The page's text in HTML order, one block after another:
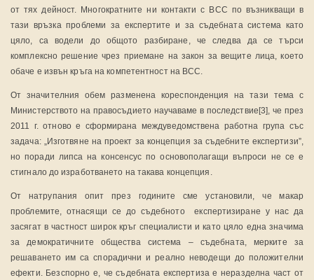
от тях дейност. Многократните ни контакти с ВСС по възникващи в
тази връзка проблеми за експертите и за съдебната система като
цяло, са водели до общото разбиране, че следва да се търси
комплексно решение чрез приемане на закон за вещите лица, което
обаче е извън кръга на компетентност на ВСС.
От значителния обем разменена кореспонденция на тази тема с
Министерството на правосъдието научаваме в последствие[3], че през
2011 г. отново е сформирана междуведомствена работна група със
задача: „Изготвяне на проект за концепция за съдебните експертизи”,
но поради липса на консенсус по основополагащи въпроси не се е
стигнало до изработването на такава концепция.
От натрупания опит през годините сме установили, че макар
проблемите, отнасящи се до съдебното експертизиране у нас да
засягат в частност широк кръг специалисти и като цяло една значима
за демократичните общества система – съдебната, мерките за
решаването им са спорадични и реално неводещи до положителни
ефекти. Безспорно е, че съдебната експертиза е неразделна част от